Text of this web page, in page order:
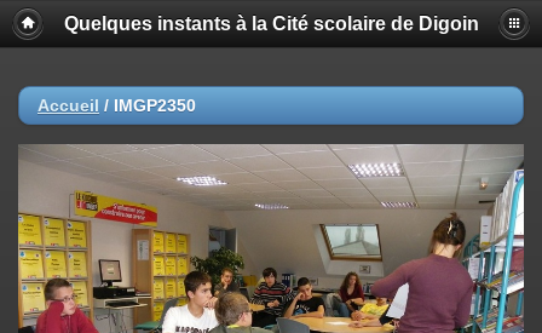
Quelques instants à la Cité scolaire de Digoin
Accueil / IMGP2350